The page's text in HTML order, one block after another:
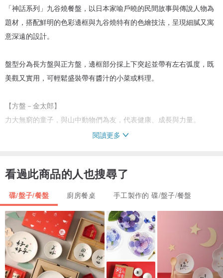
「神話系列」九谷燒餐盤，以日本家喻戶曉的民間故事與傳說人物為
題材，搭配鮮明的色彩邊框與九谷燒特有的色繪技法，呈現細膩又寓
意深遠的設計。
盤型分為長方盤與正方盤，邊框部分採上下突起並帶有左右弧度，既
美觀又實用，可輕鬆盛裝帶有醬汁的小菜或料理。
【方盤－金太郎】
力大無窮的童子，與山中動物們為友，代表健康、成長與力量。
材質：瓷器
包含：盤子x1(五款分售，如須購買整組請另洽)
【使用注意事項】
※花瓶/裝飾盤/擺飾類
此類商品採用裝飾用的彩繪用具，以維護美觀及讓商品色澤更加鮮
明，因此請勿作為食器使用。
閱讀更多
看過此商品的人也搜尋了
碟/盤子/餐盤 廚房餐桌 手工製作的 碟/盤子/餐盤